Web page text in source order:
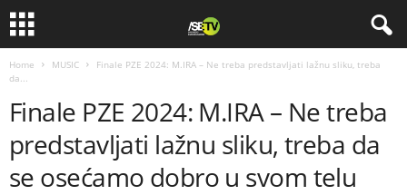
Home MUSIC
Finale PZE 2024: M.IRA – Ne treba predstavljati lažnu sliku, treba
da...
Finale PZE 2024: M.IRA – Ne treba
predstavljati lažnu sliku, treba da
se osećamo dobro u svom telu